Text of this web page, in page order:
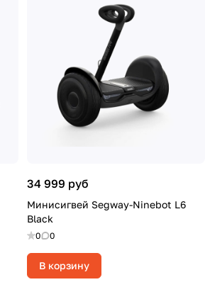
34 999 руб
Минисигвей Segway-Ninebot L6
Black
0 0
В корзину